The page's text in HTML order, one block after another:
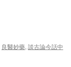
良醫妙藥, 談古論今話中